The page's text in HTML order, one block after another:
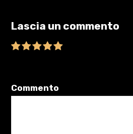
Lascia un commento
Commento